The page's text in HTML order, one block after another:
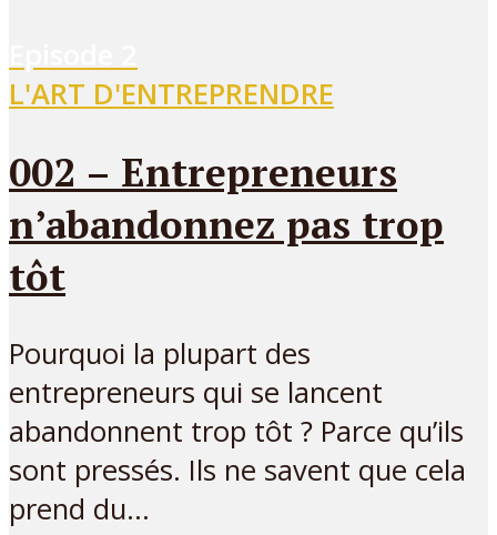
L'ART D'ENTREPRENDRE
002 – Entrepreneurs
n’abandonnez pas trop
tôt
Pourquoi la plupart des
entrepreneurs qui se lancent
abandonnent trop tôt ? Parce qu’ils
sont pressés. Ils ne savent que cela
prend du...